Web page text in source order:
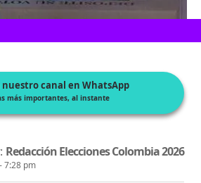
el artículo
nuestro canal en WhatsApp
más importantes, al instante
Redacción Elecciones Colombia 2026
7:28 pm